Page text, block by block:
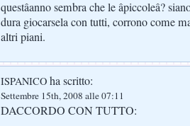
questâanno sembra che le âpiccoleâ?
dura giocarsela con tutti, corrono come
altri piani.
ISPANICO ha scritto:
Settembre 15th, 2008 alle 07:11
DACCORDO CON TUTTO: